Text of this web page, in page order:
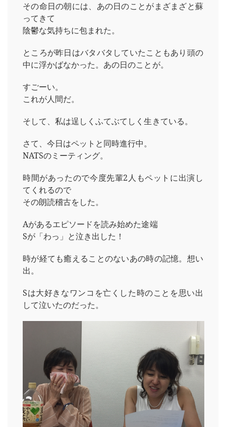
その命日の朝には、あの日のことがまざまざと蘇
ってきて
陰鬱な気持ちに包まれた。
ところが昨日はバタバタしていたこともあり頭の
中に浮かばなかった。あの日のことが。
すごーい。
これが人間だ。
そして、私は逞しくふてぶてしく生きている。
さて、今日はペットと同時進行中。
NATSのミーティング。
時間があったので今度先輩2人もペットに出演し
てくれるので
その朗読稽古をした。
Aがあるエピソードを読み始めた途端
Sが「わっ」と泣き出した！
時が経ても癒えることのないあの時の記憶。想い
出。
Sは大好きなワンコを亡くした時のことを思い出
して泣いたのだった。